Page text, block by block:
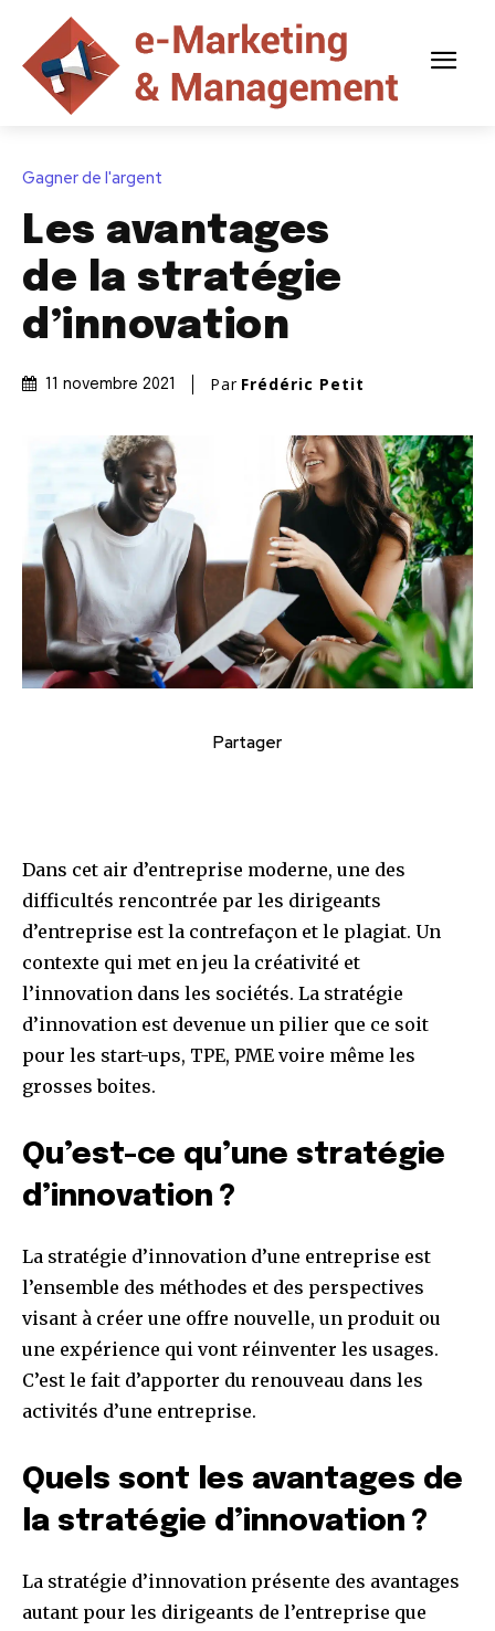
Gagner de l'argent
Les avantages
de la stratégie
d’innovation
11 novembre 2021 Par Frédéric Petit
Partager
Dans cet air d’entreprise moderne, une des
difficultés rencontrée par les dirigeants
d’entreprise est la contrefaçon et le plagiat. Un
contexte qui met en jeu la créativité et
l’innovation dans les sociétés. La stratégie
d’innovation est devenue un pilier que ce soit
pour les start-ups, TPE, PME voire même les
grosses boites.
Qu’est-ce qu’une stratégie
d’innovation ?
La stratégie d’innovation d’une entreprise est
l’ensemble des méthodes et des perspectives
visant à créer une offre nouvelle, un produit ou
une expérience qui vont réinventer les usages.
C’est le fait d’apporter du renouveau dans les
activités d’une entreprise.
Quels sont les avantages de
la stratégie d’innovation ?
La stratégie d’innovation présente des avantages
autant pour les dirigeants de l’entreprise que